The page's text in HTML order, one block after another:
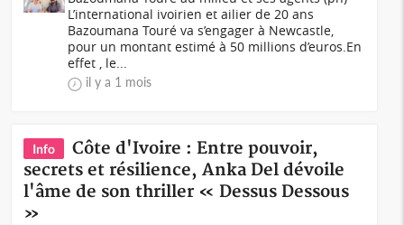
L’international ivoirien et ailier de 20 ans
Bazoumana Touré va s’engager à Newcastle,
pour un montant estimé à 50 millions d’euros.En
effet , le...
il y a 1 mois
Info
Côte d'Ivoire : Entre pouvoir,
secrets et résilience, Anka Del dévoile
l'âme de son thriller « Dessus Dessous
»